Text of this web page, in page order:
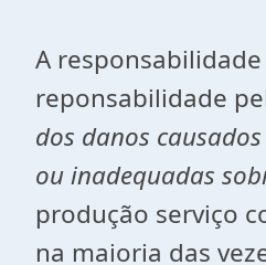
A
reponsabilidade
dos danos
ou inadequadas
produção serviço
na maioria das